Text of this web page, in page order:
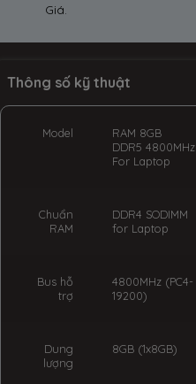
Giá.
Thông số kỹ thuật
Model
RAM 8GB
DDR5 4800MHz
For Laptop
Chuẩn
RAM
DDR4 SODIMM
for Laptop
Bus hỗ
trợ
4800MHz (PC4-
19200)
Dung
lượng
8GB (1x8GB)